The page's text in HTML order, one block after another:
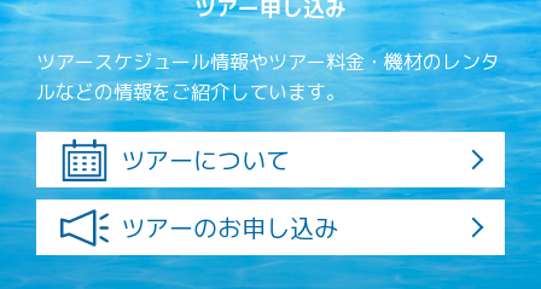
ツアー申し込み
ツアースケジュール情報やツアー料金・機材のレンタ
ルなどの情報をご紹介しています。
ツアーについて
ツアーのお申し込み